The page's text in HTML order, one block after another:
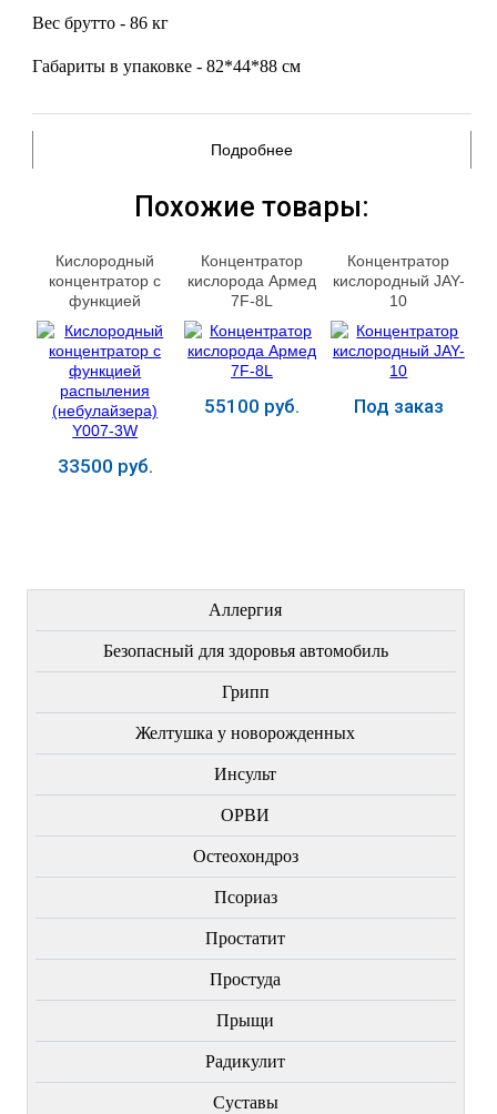
Вес брутто - 86 кг
Габариты в упаковке - 82*44*88 см
Подробнее
Похожие товары:
Кислородный
концентратор с
функцией
(небулайзера)
Y007-3W
33500 руб.
Концентратор
кислорода Армед
7F-8L
55100 руб.
Концентратор
кислородный JAY-
10
Под заказ
Аллергия
Безопасный для здоровья автомобиль
Грипп
Желтушка у новорожденных
Инсульт
ОРВИ
Остеохондроз
Пcориаз
Простатит
Простуда
Прыщи
Радикулит
Суставы